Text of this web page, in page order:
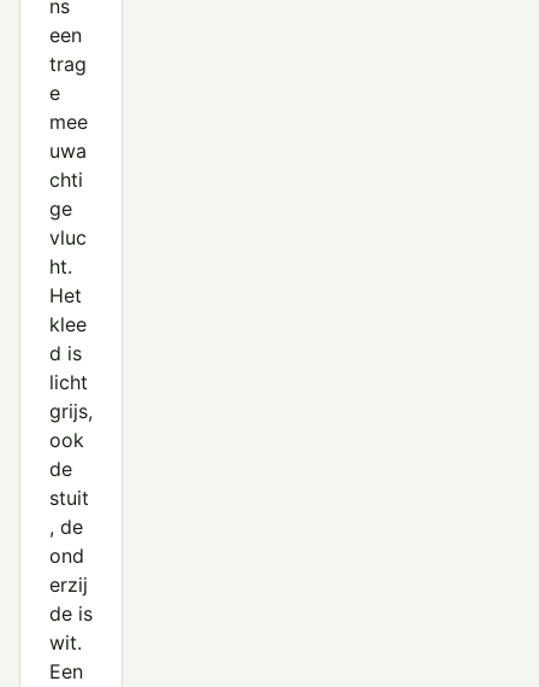
ns
een
trag
e
mee
uwa
chti
ge
vluc
ht.
Het
klee
d is
licht
grijs,
ook
de
stuit
, de
ond
erzij
de is
wit.
Een